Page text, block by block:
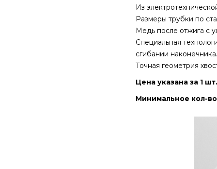
Из
Размеры трубки по
Медь после отжига с
Специальная
сгибании наконечника.
Точная геометрия
Цена указана за 1 шт.
Минимальное кол-